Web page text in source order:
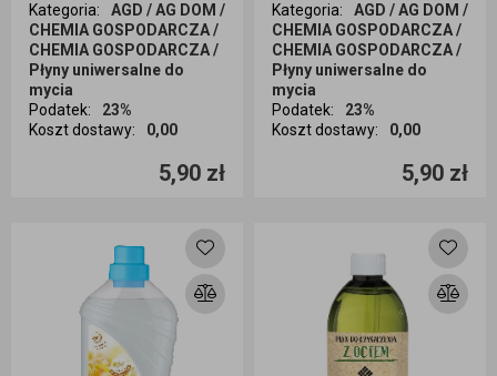
Kategoria:
AGD / AG DOM /
CHEMIA GOSPODARCZA /
CHEMIA GOSPODARCZA /
Płyny uniwersalne do
mycia
Podatek:
23%
Koszt dostawy: 0,00
5,90 zł
Ilość sztuk
Kategoria:
AGD / AG DOM /
CHEMIA GOSPODARCZA /
CHEMIA GOSPODARCZA /
Płyny uniwersalne do
mycia
Podatek:
23%
Koszt dostawy: 0,00
5,90 zł
Ilość sztuk